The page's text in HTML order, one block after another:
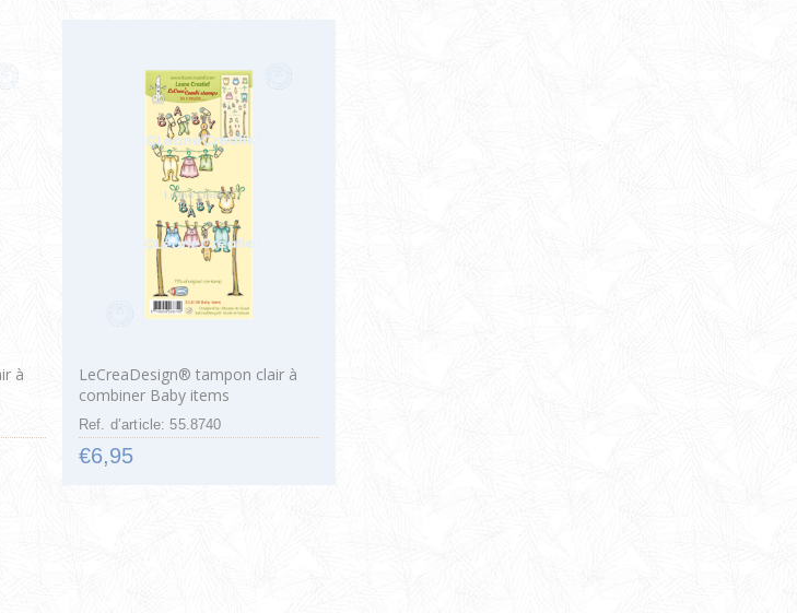
à
LeCreaDesign® tampon clair à
combiner Baby items
Ref. d’article: 55.8740
€6,95